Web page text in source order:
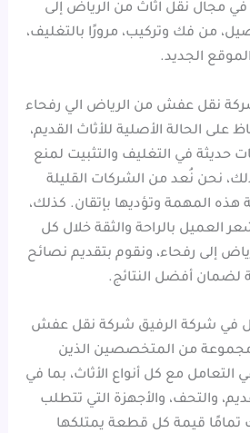
مجال نقل اثاث من الرياض إلى
من فك وتركيب، مرورًا بالتغليف،
الجديد.
نقل عفش من الرياض الي رفحاء
على الحالة الأصلية للأثاث القديم،
حديثة في التغليف والتثبيت لمنع
نحن نُعد من الشركات القليلة
هذه المهمة وتؤديها بإتقان. كذلك،
العميل بالراحة والثقة خلال كل
إلى رفحاء، ونقوم بتقديم نصائح
لضمان أفضل النتائج.
في شركة الرفيق شركة نقل عفش
مجموعة من المتخصصين الذين
التعامل مع كل أنواع الأثاث، بما في
والتحف، والأجهزة التي تتطلب
تمامًا قيمة كل قطعة يمتلكها